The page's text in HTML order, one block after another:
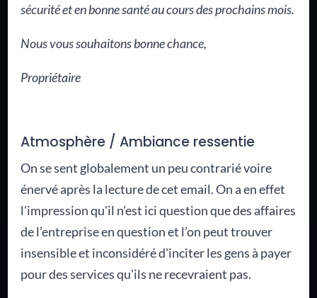
sécurité et en bonne santé au cours des prochains mois.
Nous vous souhaitons bonne chance,
Propriétaire
Atmosphère / Ambiance ressentie
On se sent globalement un peu contrarié voire
énervé après la lecture de cet email. On a en effet
l'impression qu'il n’est ici question que des affaires
de l’entreprise en question et l’on peut trouver
insensible et inconsidéré d'inciter les gens à payer
pour des services qu'ils ne recevraient pas.